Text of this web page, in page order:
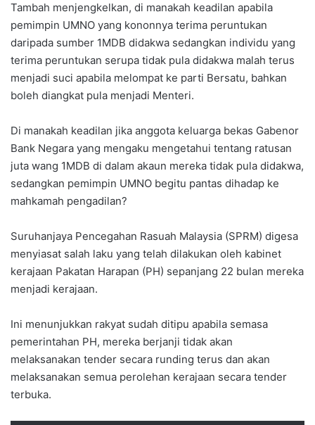
Tambah menjengkelkan, di manakah keadilan apabila
pemimpin UMNO yang kononnya terima peruntukan
daripada sumber 1MDB didakwa sedangkan individu yang
terima peruntukan serupa tidak pula didakwa malah terus
menjadi suci apabila melompat ke parti Bersatu, bahkan
boleh diangkat pula menjadi Menteri.
Di manakah keadilan jika anggota keluarga bekas Gabenor
Bank Negara yang mengaku mengetahui tentang ratusan
juta wang 1MDB di dalam akaun mereka tidak pula didakwa,
sedangkan pemimpin UMNO begitu pantas dihadap ke
mahkamah pengadilan?
Suruhanjaya Pencegahan Rasuah Malaysia (SPRM) digesa
menyiasat salah laku yang telah dilakukan oleh kabinet
kerajaan Pakatan Harapan (PH) sepanjang 22 bulan mereka
menjadi kerajaan.
Ini menunjukkan rakyat sudah ditipu apabila semasa
pemerintahan PH, mereka berjanji tidak akan
melaksanakan tender secara runding terus dan akan
melaksanakan semua perolehan kerajaan secara tender
terbuka.